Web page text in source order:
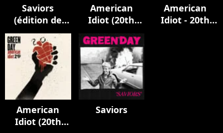
Saviors
(édition de
luxe)
American
Idiot (20th
Anniversary -
Jesus of
Suburbia)
American
Idiot - 20th
American
Idiot (20th
Saviors